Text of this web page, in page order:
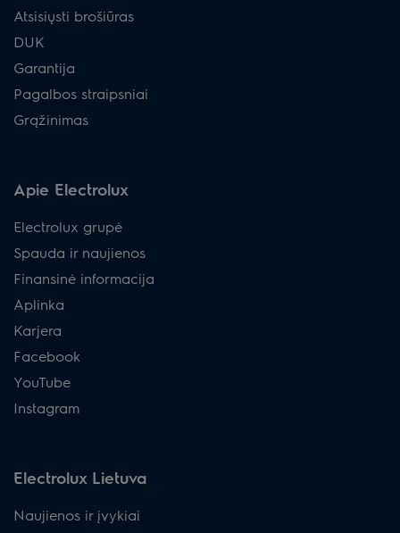
Atsisiųsti brošiūras
DUK
Garantija
Pagalbos straipsniai
Grąžinimas
Apie Electrolux
Electrolux grupė
Spauda ir naujienos
Finansinė informacija
Aplinka
Karjera
Facebook
YouTube
Instagram
Electrolux Lietuva
Naujienos ir įvykiai